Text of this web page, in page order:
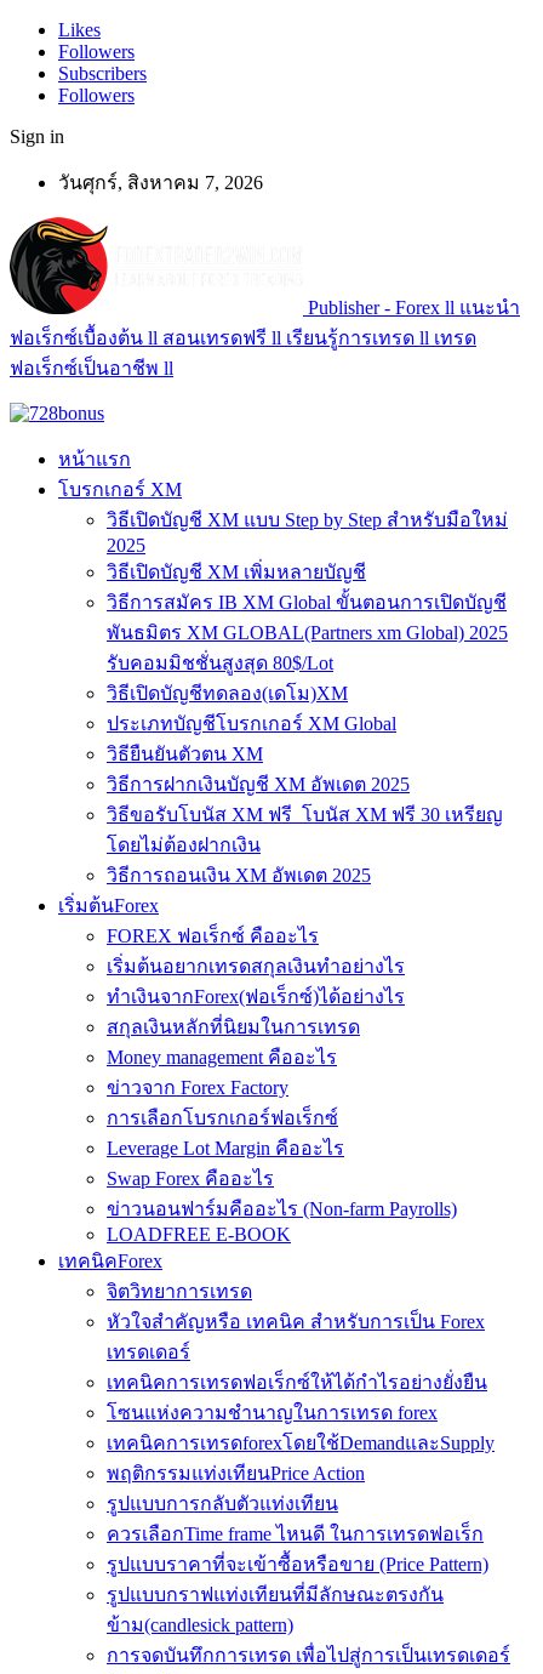
Likes
Followers
Subscribers
Followers
Sign in
วันศุกร์, สิงหาคม 7, 2026
Publisher - Forex ll แนะนำ
ฟอเร็กซ์เบื้องต้น ll สอนเทรดฟรี ll เรียนรู้การเทรด ll เทรด
ฟอเร็กซ์เป็นอาชีพ ll
หน้าแรก
โบรกเกอร์ XM
วิธีเปิดบัญชี XM แบบ Step by Step สำหรับมือใหม่
2025
วิธีเปิดบัญชี XM เพิ่มหลายบัญชี
วิธีการสมัคร IB XM Global ขั้นตอนการเปิดบัญชี
พันธมิตร XM GLOBAL(Partners xm Global) 2025
รับคอมมิชชั่นสูงสุด 80$/Lot
วิธีเปิดบัญชีทดลอง(เดโม)XM
ประเภทบัญชีโบรกเกอร์ XM Global
วิธียืนยันตัวตน XM
วิธีการฝากเงินบัญชี XM อัพเดต 2025
วิธีขอรับโบนัส XM ฟรี โบนัส XM ฟรี 30 เหรียญ
โดยไม่ต้องฝากเงิน
วิธีการถอนเงิน XM อัพเดต 2025
เริ่มต้นForex
FOREX ฟอเร็กซ์ คืออะไร
เริ่มต้นอยากเทรดสกุลเงินทำอย่างไร
ทำเงินจากForex(ฟอเร็กซ์)ได้อย่างไร
สกุลเงินหลักที่นิยมในการเทรด
Money management คืออะไร
ข่าวจาก Forex Factory
การเลือกโบรกเกอร์ฟอเร็กซ์
Leverage Lot Margin คืออะไร
Swap Forex คืออะไร
ข่าวนอนฟาร์มคืออะไร (Non-farm Payrolls)
LOADFREE E-BOOK
เทคนิคForex
จิตวิทยาการเทรด
หัวใจสำคัญหรือ เทคนิค สำหรับการเป็น Forex
เทรดเดอร์
เทคนิคการเทรดฟอเร็กซ์ให้ได้กำไรอย่างยั่งยืน
โซนแห่งความชำนาญในการเทรด forex
เทคนิคการเทรดforexโดยใช้DemandและSupply
พฤติกรรมแท่งเทียนPrice Action
รูปแบบการกลับตัวแท่งเทียน
ควรเลือกTime frame ไหนดี ในการเทรดฟอเร็ก
รูปแบบราคาที่จะเข้าซื้อหรือขาย (Price Pattern)
รูปแบบกราฟแท่งเทียนที่มีลักษณะตรงกัน
ข้าม(candlesick pattern)
การจดบันทึกการเทรด เพื่อไปสู่การเป็นเทรดเดอร์